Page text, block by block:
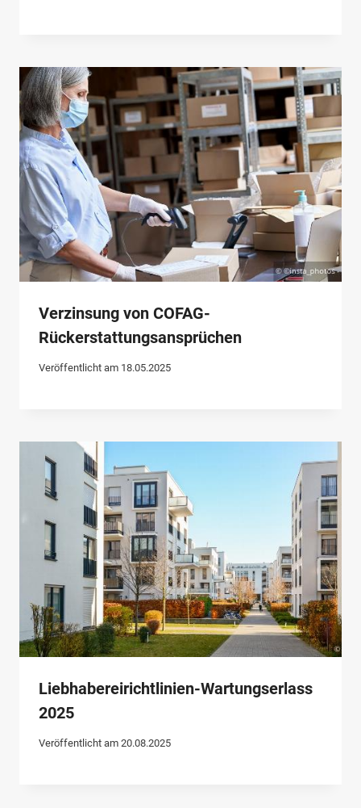
Verzinsung von COFAG-
Rückerstattungsansprüchen
Veröffentlicht am 18.05.2025
Liebhabereirichtlinien-Wartungserlass
2025
Veröffentlicht am 20.08.2025